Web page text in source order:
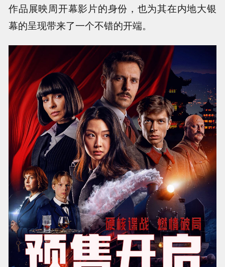
作品展映周开幕影片的身份，也为其在内地大银
幕的呈现带来了一个不错的开端。